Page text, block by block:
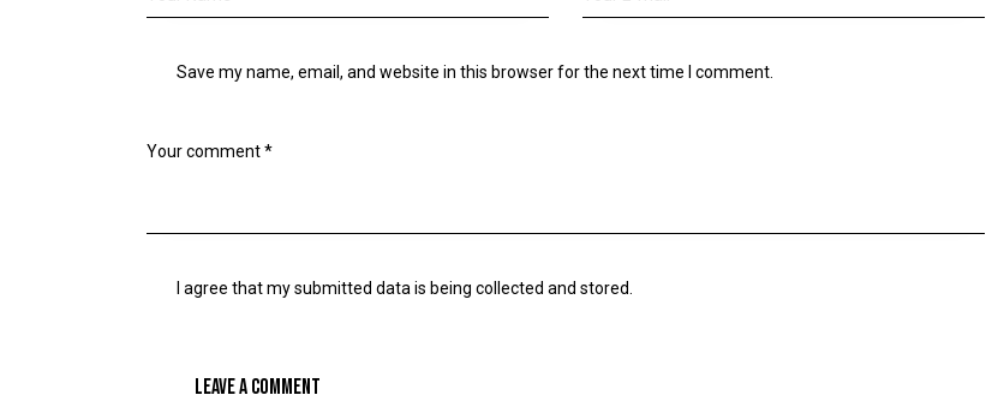
Save my name, email, and website in this browser for the next time I comment.
I agree that my submitted data is being collected and stored.